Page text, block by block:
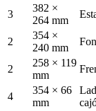
3
382 ×
264 mm
2
354 ×
240 mm
2
258 × 119
mm
4
354 × 66
mm